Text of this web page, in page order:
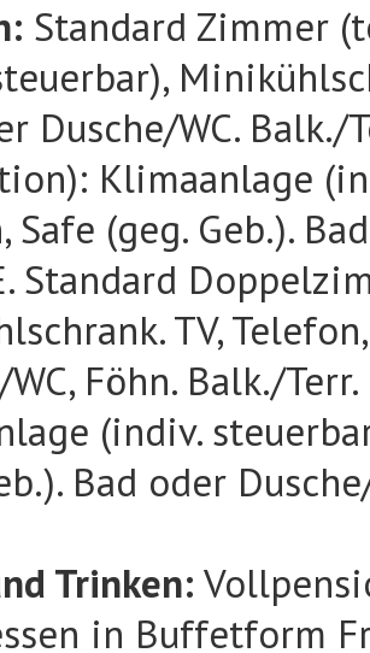
Standard Zimmer
Dusche/WC. Balk./
Klimaanlage
Safe (geg. Geb.).
Standard
TV,
WC, Föhn. Balk./
(indiv.
Bad oder
Trinken:
in Buffetform